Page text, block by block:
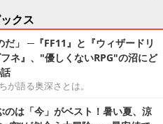
ックス
だ」 ─『FF11』と『ウィザードリ
ネ』、"優しくないRPG"の沼にど
が語る奥深さとは。
のは「今」がベスト！暑い夏、涼